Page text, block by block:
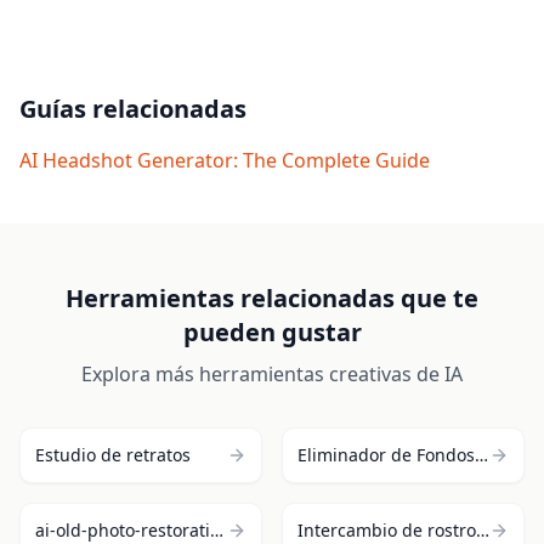
estilo.
Guías relacionadas
AI Headshot Generator: The Complete Guide
Herramientas relacionadas que te
pueden gustar
Explora más herramientas creativas de IA
Estudio de retratos Eliminador de Fondos AI
ai-old-photo-restoration Intercambio de rostros IA